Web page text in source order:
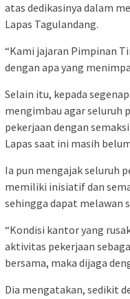
atas dedikasinya dalam
Lapas Tagulandang.
“Kami jajaran Pimpinan
dengan apa yang
Selain itu, kepada
mengimbau agar seluruh
pekerjaan dengan
Lapas saat ini masih
Ia pun mengajak seluruh
memiliki inisiatif dan
sehingga dapat melawan
“Kondisi kantor yang
aktivitas pekerjaan
bersama, maka dijaga
Dia mengatakan, sedikit